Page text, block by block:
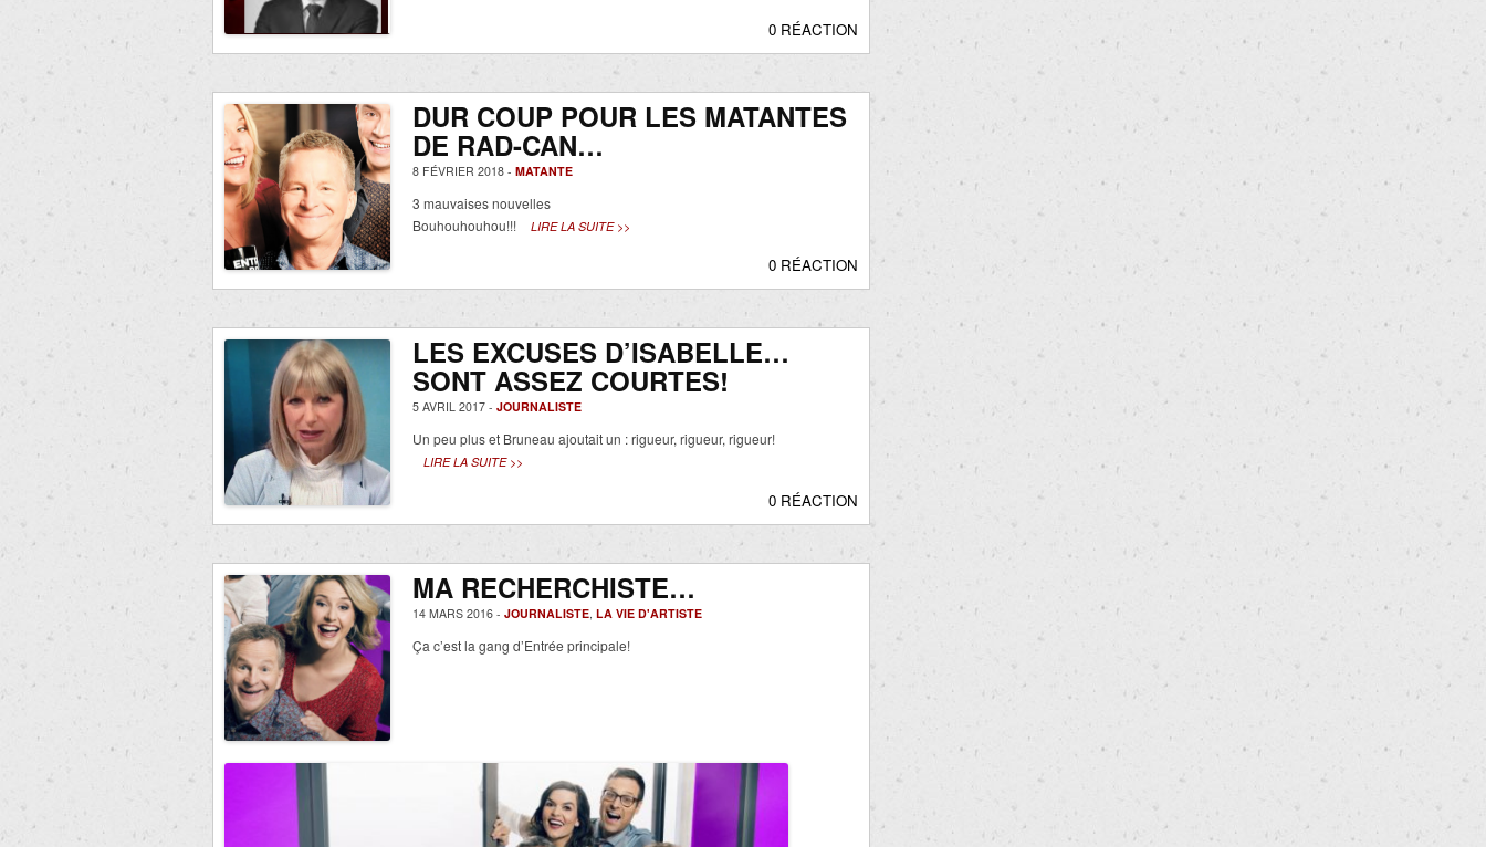
0 RÉACTION
DUR COUP POUR LES MATANTES
DE RAD-CAN…
8 FÉVRIER 2018 - MATANTE
3 mauvaises nouvelles
Bouhouhouhou!!!
LIRE LA SUITE >>
0 RÉACTION
LES EXCUSES D’ISABELLE…
SONT ASSEZ COURTES!
5 AVRIL 2017 - JOURNALISTE
Un peu plus et Bruneau ajoutait un : rigueur, rigueur, rigueur!
LIRE LA SUITE >>
0 RÉACTION
MA RECHERCHISTE…
14 MARS 2016 - JOURNALISTE, LA VIE D'ARTISTE
Ça c’est la gang d’Entrée principale!